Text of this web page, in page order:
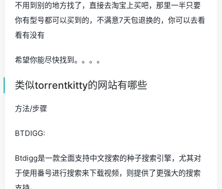
不用到别的地方找了，直接去淘宝上买吧，那里一半只要
你有型号都可以买到的，不满意7天包退换的，你可以去看
看有没有
希望你能尽快找到。。。。
类似torrentkitty的网站有哪些
方法/步骤
BTDIGG:
Btdigg是一款全面支持中文搜索的种子搜索引擎，尤其对
于使用番号进行搜索来下载视频，则提供了更强大的搜索